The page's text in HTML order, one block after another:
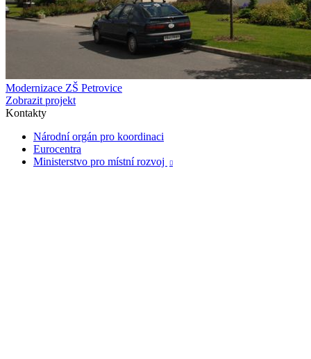
Modernizace ZŠ Petrovice
Zobrazit projekt
Kontakty
Národní orgán pro koordinaci
Eurocentra
Ministerstvo pro místní rozvoj
